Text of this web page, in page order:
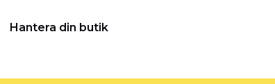
Hantera din butik